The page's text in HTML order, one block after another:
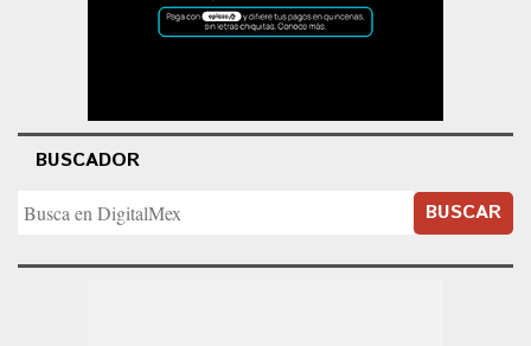
BUSCADOR
BUSCAR